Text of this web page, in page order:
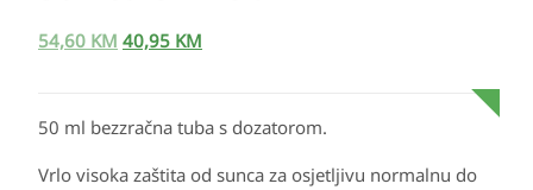
54,60 KM 40,95 KM
50 ml bezzračna tuba s dozatorom.
Vrlo visoka zaštita od sunca za osjetljivu normalnu do